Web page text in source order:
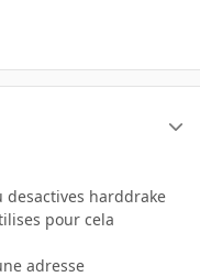
harddrake
pour cela
adresse